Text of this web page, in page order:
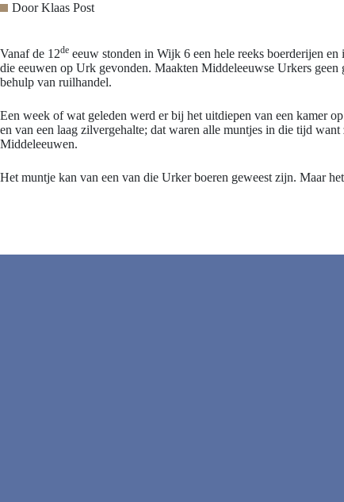
DoorKlaas Post
Vanaf de 12de eeuw stonden in Wijk 6 een hele reeks boerderijen en
die eeuwen op Urk gevonden. Maakten Middeleeuwse Urkers
behulp van ruilhandel.
Een week of wat geleden werd er bij het uitdiepen van een kamer
en van een laag zilvergehalte; dat waren alle muntjes in die tijd
Middeleeuwen.
Het muntje kan van een van die Urker boeren geweest zijn. Maar